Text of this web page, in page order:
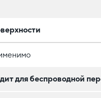
для беспроводной